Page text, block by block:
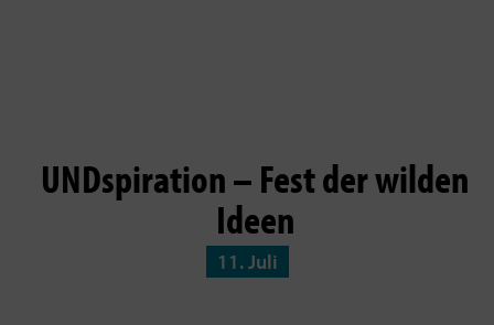
UNDspiration – Fest der wilden
Ideen
11. Juli